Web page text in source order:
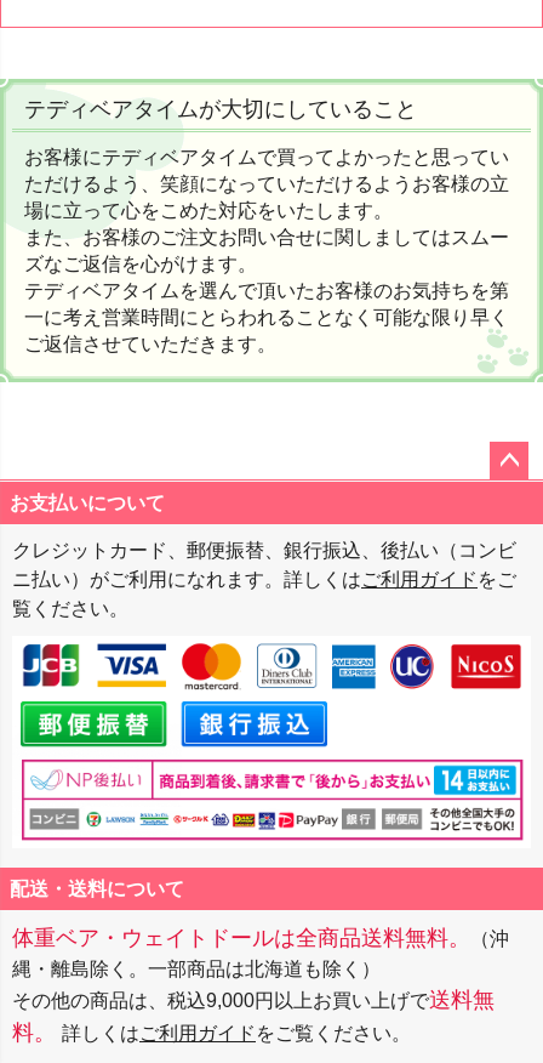
テディベアタイムが大切にしていること
お客様にテディベアタイムで買ってよかったと思ってい
ただけるよう、笑顔になっていただけるようお客様の立
場に立って心をこめた対応をいたします。
また、お客様のご注文お問い合せに関しましてはスムー
ズなご返信を心がけます。
テディベアタイムを選んで頂いたお客様のお気持ちを第
一に考え営業時間にとらわれることなく可能な限り早く
ご返信させていただきます。
ジト
ップ
へ
お支払いについて
クレジットカード、郵便振替、銀行振込、後払い（コンビ
ニ払い）がご利用になれます。詳しくはご利用ガイド をご
覧ください。
配送・送料について
体重ベア・ウェイトドールは全商品送料無料。
（沖
縄・離島除く。一部商品は北海道も除く）
その他の商品は、税込9,000円以上お買い上げで送料無
料。 詳しくはご利用ガイド をご覧ください。